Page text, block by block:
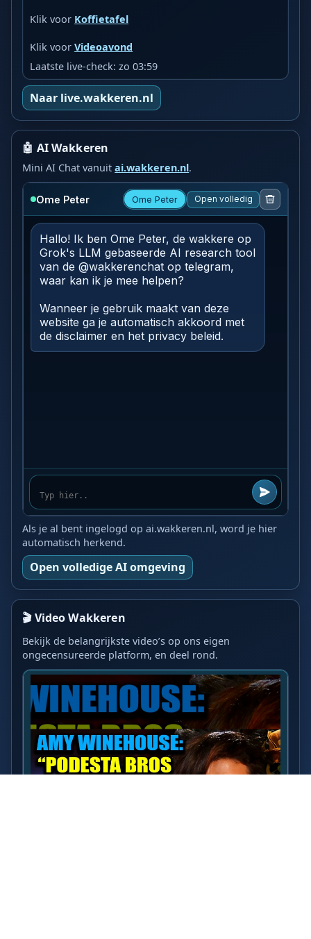
Klik voor Koffietafel
Klik voorVideoavond
Laatste live-check: zo 03:59
Naar live.wakkeren.nl
🤖 AI Wakkeren
Mini AI Chat vanuitai.wakkeren.nl.
Als je al bent ingelogd op ai.wakkeren.nl, word je hier
automatisch herkend.
Open volledige AI omgeving
🎬 Video Wakkeren
Bekijk de belangrijkste video’s op ons eigen
ongecensureerde platform, en deel rond.